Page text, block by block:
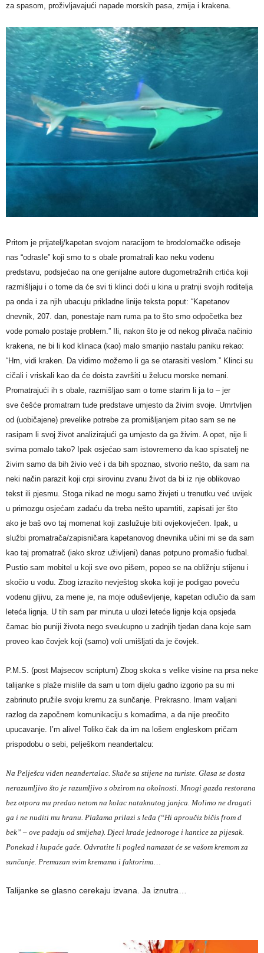
za spasom, proživljavajući napade morskih pasa, zmija i krakena.
Pritom je prijatelj/kapetan svojom naracijom te brodolomačke odiseje
nas “odrasle” koji smo to s obale promatrali kao neku vodenu
predstavu, podsjećao na one genijalne autore dugometražnih crtića koji
razmišljaju i o tome da će svi ti klinci doći u kina u pratnji svojih roditelja
pa onda i za njih ubacuju prikladne linije teksta poput: “Kapetanov
dnevnik, 207. dan, ponestaje nam ruma pa to što smo odpočetka bez
vode pomalo postaje problem.” Ili, nakon što je od nekog plivača načinio
krakena, ne bi li kod klinaca (kao) malo smanjio nastalu paniku rekao:
“Hm, vidi kraken. Da vidimo možemo li ga se otarasiti veslom.” Klinci su
cičali i vriskali kao da će doista završiti u želucu morske nemani.
Promatrajući ih s obale, razmišljao sam o tome starim li ja to – jer
sve češće promatram tuđe predstave umjesto da živim svoje. Umrtvljen
od (uobičajene) prevelike potrebe za promišljanjem pitao sam se ne
rasipam li svoj život analizirajući ga umjesto da ga živim. A opet, nije li
svima pomalo tako? Ipak osjećao sam istovremeno da kao spisatelj ne
živim samo da bih živio već i da bih spoznao, stvorio nešto, da sam na
neki način parazit koji crpi sirovinu zvanu život da bi iz nje oblikovao
tekst ili pjesmu. Stoga nikad ne mogu samo živjeti u trenutku već uvijek
u primozgu osjećam zadaću da treba nešto upamtiti, zapisati jer što
ako je baš ovo taj momenat koji zaslužuje biti ovjekovječen. Ipak, u
službi promatrača/zapisničara kapetanovog dnevnika učini mi se da sam
kao taj promatrač (iako skroz uživljeni) danas potpuno promašio fudbal.
Pustio sam mobitel u koji sve ovo pišem, popeo se na obližnju stijenu i
skočio u vodu. Zbog izrazito nevještog skoka koji je podigao poveću
vodenu gljivu, za mene je, na moje oduševljenje, kapetan odlučio da sam
leteća lignja. U tih sam par minuta u ulozi leteće lignje koja opsjeda
čamac bio puniji života nego sveukupno u zadnjih tjedan dana koje sam
proveo kao čovjek koji (samo) voli umišljati da je čovjek.
P.M.S. (post Majsecov scriptum) Zbog skoka s velike visine na prsa neke
talijanke s plaže mislile da sam u tom dijelu gadno izgorio pa su mi
zabrinuto pružile svoju kremu za sunčanje. Prekrasno. lmam valjani
razlog da započnem komunikaciju s komadima, a da nije preočito
upucavanje. I’m alive! Toliko čak da im na lošem engleskom pričam
prispodobu o sebi, pelješkom neandertalcu:
Na Pelješcu viđen neandertalac. Skače sa stijene na turiste. Glasa se dosta
nerazumljivo što je razumljivo s obzirom na okolnosti. Mnogi gazda restorana
bez otpora mu predao netom na kolac nataknutog janjca. Molimo ne dragati
ga i ne nuditi mu hranu. Plažama prilazi s leđa (“Hi aproučiz bičis from d
bek” – ove padaju od smijeha). Djeci krade jednoroge i kantice za pijesak.
Ponekad i kupaće gaće. Odvratite li pogled namazat će se vašom kremom za
sunčanje. Premazan svim kremama i faktorima…
Talijanke se glasno cerekaju izvana. Ja iznutra…